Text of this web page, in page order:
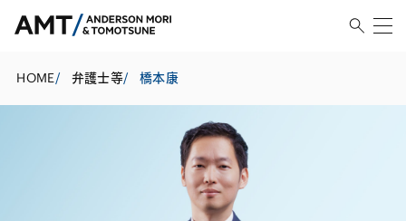
HOME/ 弁護士等/ 橋本康